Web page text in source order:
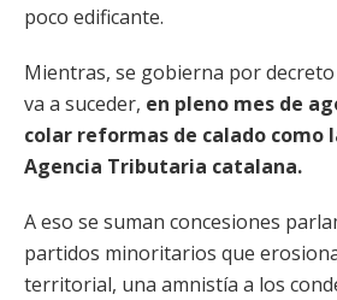
poco edificante.
Mientras, se gobierna por decreto
va a suceder, en pleno mes de
colar reformas de calado como
Agencia Tributaria catalana.
A eso se suman concesiones
partidos minoritarios que
territorial, una amnistía a los